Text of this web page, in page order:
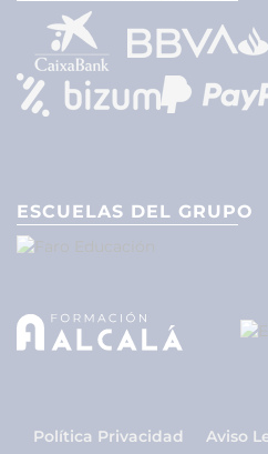
ESCUELAS DEL GRUPO
Política Privacidad Aviso